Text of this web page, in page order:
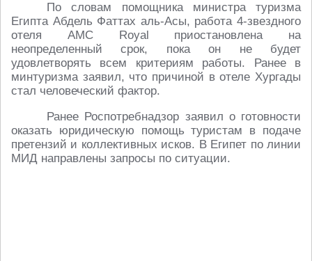
По словам помощника министра туризма
Египта Абдель Фаттах аль-Асы, работа 4-звездного
отеля AMC Royal приостановлена на
неопределенный срок, пока он не будет
удовлетворять всем критериям работы. Ранее в
минтуризма заявил, что причиной в отеле Хургады
стал человеческий фактор.
Ранее Роспотребнадзор заявил о готовности
оказать юридическую помощь туристам в подаче
претензий и коллективных исков. В Египет по линии
МИД направлены запросы по ситуации.